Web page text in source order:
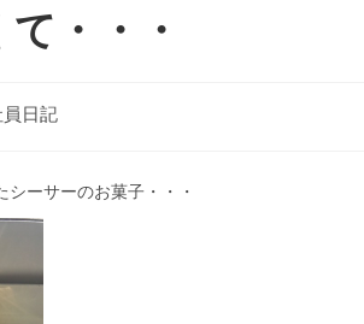
・・・
日記
ーサーのお菓子・・・